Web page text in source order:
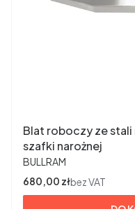
Blat roboczy ze
szafki narożnej
PRODUCENT
BULLRAM
Cena
680,00 złbez VAT